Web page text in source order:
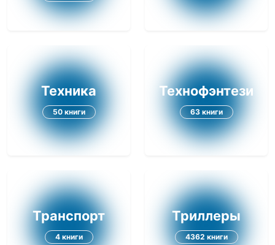
Техника
50 книги
Технофэнтези
63 книги
Транспорт
4 книги
Триллеры
4362 книги